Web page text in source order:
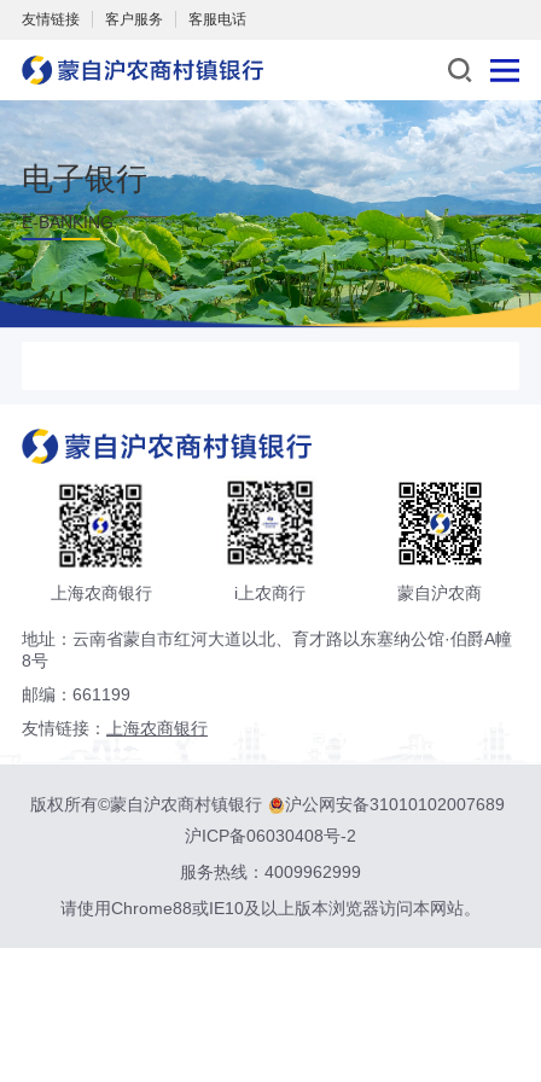
友情链接 客户服务 客服电话
电子银行
E-BANKING
上海农商银行 i上农商行 蒙自沪农商
地址：云南省蒙自市红河大道以北、育才路以东塞纳公馆·伯爵A幢
8号
邮编：661199
友情链接：
上海农商银行
版权所有©蒙自沪农商村镇银行
沪公网安备31010102007689
沪ICP备06030408号-2
服务热线：4009962999
请使用Chrome88或IE10及以上版本浏览器访问本网站。